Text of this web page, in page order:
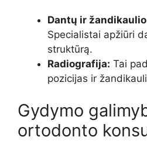
Dantų ir
Specialistai apžiūri
struktūrą.
Radiografija: Tai
pozicijas ir
Gydymo
ortodonto